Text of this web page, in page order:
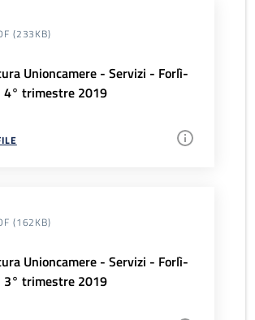
(233KB)
Unioncamere - Servizi - Forlì-
4° trimestre 2019
(162KB)
Unioncamere - Servizi - Forlì-
3° trimestre 2019